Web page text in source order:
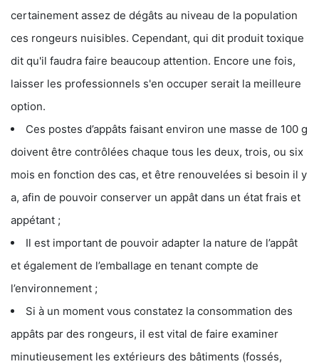
certainement assez de dégâts au niveau de la population
ces rongeurs nuisibles. Cependant, qui dit produit toxique
dit qu'il faudra faire beaucoup attention. Encore une fois,
laisser les professionnels s'en occuper serait la meilleure
option.
Ces postes d’appâts faisant environ une masse de 100 g
doivent être contrôlées chaque tous les deux, trois, ou six
mois en fonction des cas, et être renouvelées si besoin il y
a, afin de pouvoir conserver un appât dans un état frais et
appétant ;
Il est important de pouvoir adapter la nature de l’appât
et également de l’emballage en tenant compte de
l’environnement ;
Si à un moment vous constatez la consommation des
appâts par des rongeurs, il est vital de faire examiner
minutieusement les extérieurs des bâtiments (fossés,